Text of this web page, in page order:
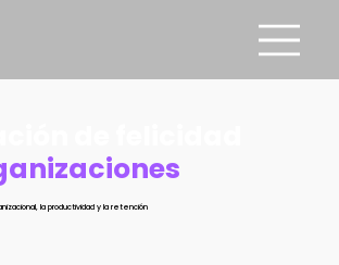
la productividad y la retención